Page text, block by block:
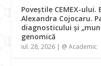
Poveștile CEMEX-
Alexandra Cojocaru.
diagnosticului și
genomică
iul. 28, 2026 | @ Academic